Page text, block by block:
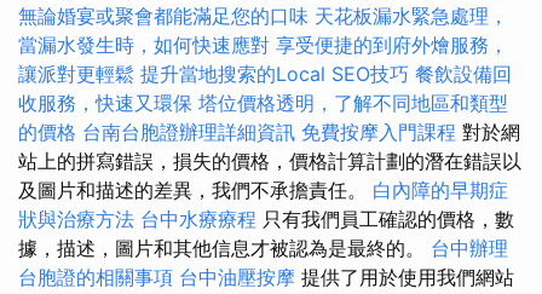
無論婚宴或聚會都能滿足您的口味 天花板漏水緊急處理，
當漏水發生時，如何快速應對 享受便捷的到府外燴服務，
讓派對更輕鬆 提升當地搜索的Local SEO技巧 餐飲設備回
收服務，快速又環保 塔位價格透明，了解不同地區和類型
的價格 台南台胞證辦理詳細資訊 免費按摩入門課程 對於網
站上的拼寫錯誤，損失的價格，價格計算計劃的潛在錯誤以
及圖片和描述的差異，我們不承擔責任。 白內障的早期症
狀與治療方法 台中水療療程 只有我們員工確認的價格，數
據，描述，圖片和其他信息才被認為是最終的。 台中辦理
台胞證的相關事項 台中油壓按摩 提供了用於使用我們網站